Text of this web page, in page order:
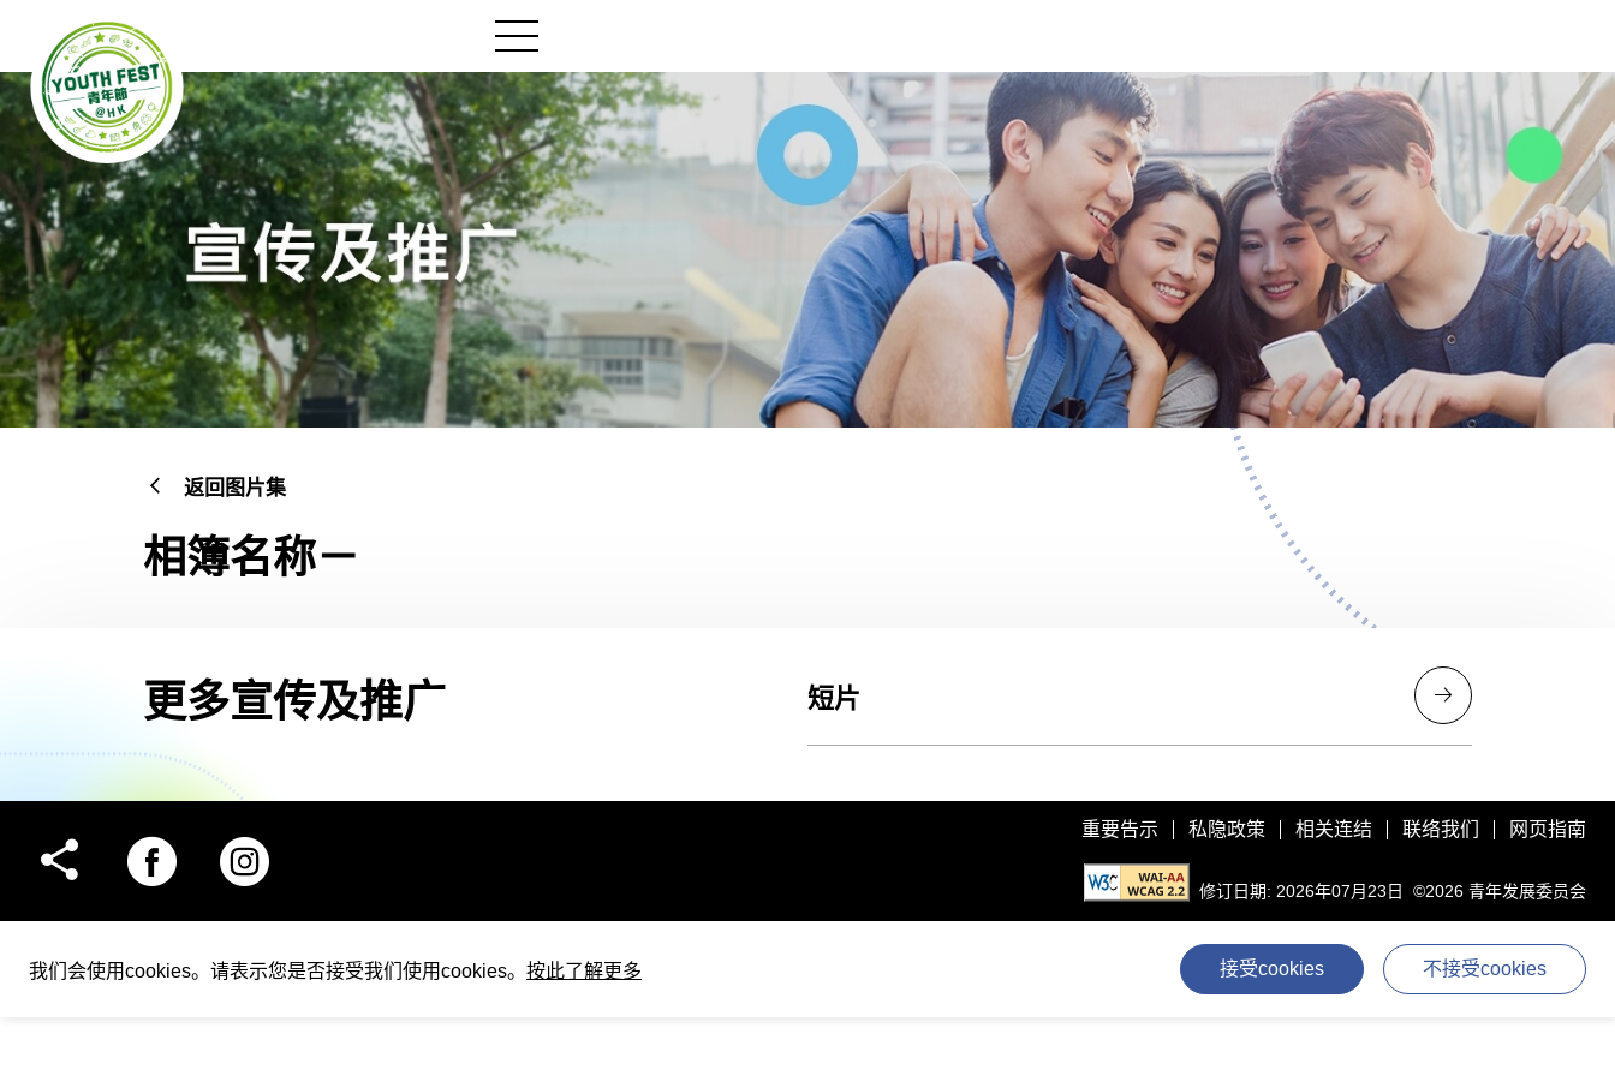
主
要
换
菜
单
传
推
广
返回图片集
相簿名称－
更多宣传及推广 短片
share
facebookinstagram
重要告示 私隐政策 相关连结 联络我们 网页指南
修订日期: 2026年07月23日 ©2026 青年发展委员会
我们会使用cookies。请表示您是否接受我们使用cookies。 按此了解更多 接受cookies 不接受cookies